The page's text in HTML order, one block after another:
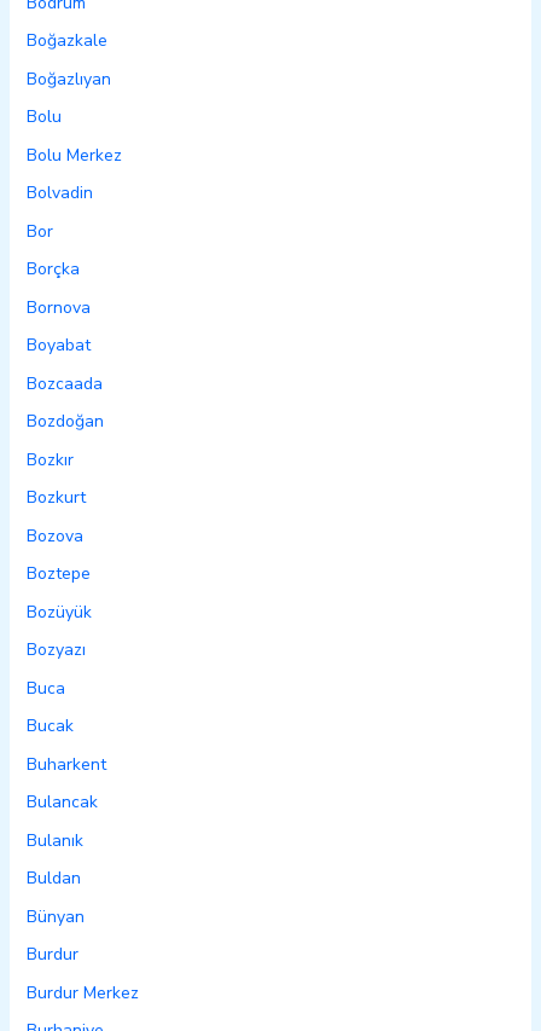
Boğazkale
Boğazlıyan
Bolu
Bolu Merkez
Bolvadin
Bor
Borçka
Bornova
Boyabat
Bozcaada
Bozdoğan
Bozkır
Bozkurt
Bozova
Boztepe
Bozüyük
Bozyazı
Buca
Bucak
Buharkent
Bulancak
Bulanık
Buldan
Bünyan
Burdur
Burdur Merkez